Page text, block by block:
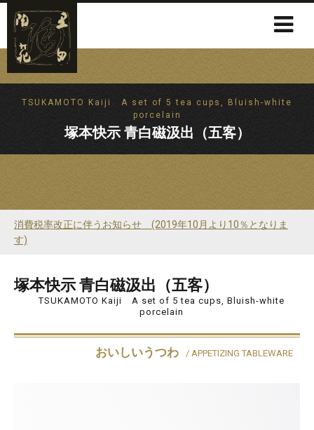
TSUKAMOTO Kaiji A set of 5 tea cups, Bluish-white
porcelain
塚本快示 青白磁汲出（五客）
消費税率改正に伴うお知らせ (2019年10月より10％となりま
す)
塚本快示 青白磁汲出（五客）
TSUKAMOTO Kaiji A set of 5 tea cups, Bluish-white
porcelain
おいしいうつわ / APPETIZING TABLEWARE